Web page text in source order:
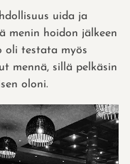
uida ja
menin hoidon jälkeen
oli testata myös
mennä, sillä pelkäsin
oloni.